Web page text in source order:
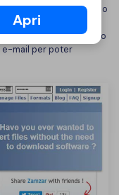
PDF, dato che stiamo
dovrete
il vostro indirizzo
e-mail per poter
Apri